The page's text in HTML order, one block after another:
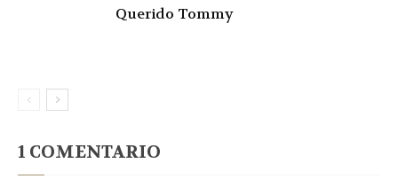
Querido Tommy
1 COMENTARIO